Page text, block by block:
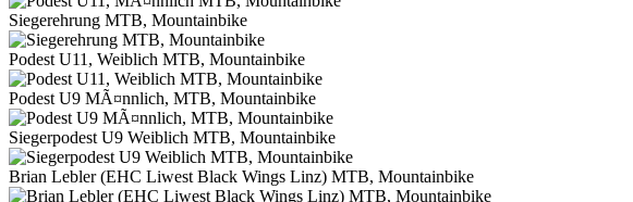
Siegerehrung MTB, Mountainbike
Podest U11, Weiblich MTB, Mountainbike
Podest U9 MÃ¤nnlich, MTB, Mountainbike
Siegerpodest U9 Weiblich MTB, Mountainbike
Brian Lebler (EHC Liwest Black Wings Linz) MTB, Mountainbike